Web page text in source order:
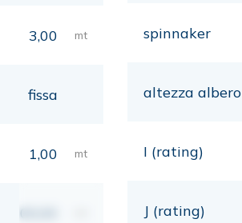
3,00 mt
fissa
1,00 mt
00,00
spinnaker
altezza albero
I (rating)
J (rating)